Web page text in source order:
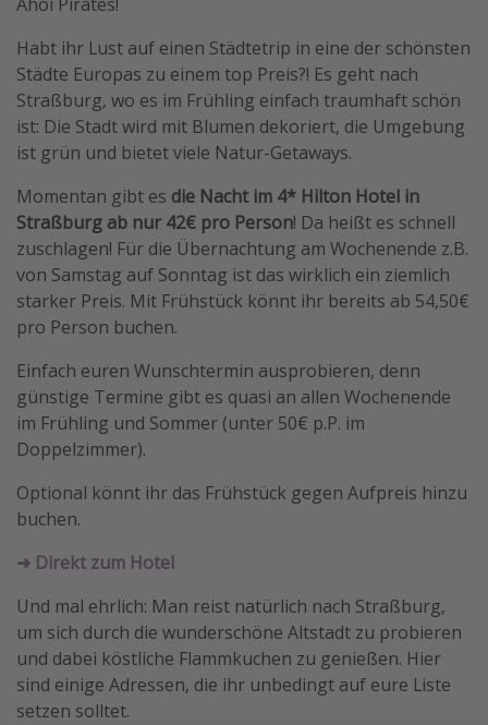
Habt ihr Lust auf einen Städtetrip in eine der schönsten
Städte Europas zu einem top Preis?! Es geht nach
Straßburg, wo es im Frühling einfach traumhaft schön
ist: Die Stadt wird mit Blumen dekoriert, die Umgebung
ist grün und bietet viele Natur-Getaways.
Momentan gibt es die Nacht im 4* Hilton Hotel in
Straßburg ab nur 42€ pro Person! Da heißt es schnell
zuschlagen! Für die Übernachtung am Wochenende z.B.
von Samstag auf Sonntag ist das wirklich ein ziemlich
starker Preis. Mit Frühstück könnt ihr bereits ab 54,50€
pro Person buchen.
Einfach euren Wunschtermin ausprobieren, denn
günstige Termine gibt es quasi an allen Wochenende
im Frühling und Sommer (unter 50€ p.P. im
Doppelzimmer).
Optional könnt ihr das Frühstück gegen Aufpreis hinzu
buchen.
➜ Direkt zum Hotel
Und mal ehrlich: Man reist natürlich nach Straßburg,
um sich durch die wunderschöne Altstadt zu probieren
und dabei köstliche Flammkuchen zu genießen. Hier
sind einige Adressen, die ihr unbedingt auf eure Liste
setzen solltet.